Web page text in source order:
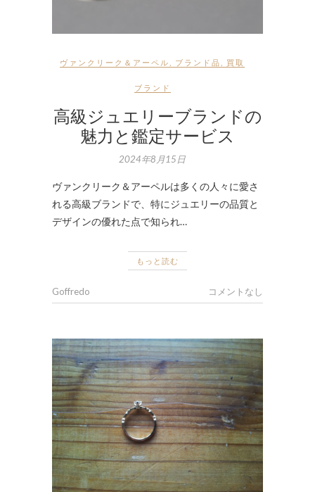
ヴァンクリーク＆アーペル ブランド品 買取
ブランド
高級ジュエリーブランドの
魅力と鑑定サービス
2024年8月15日
ヴァンクリーク＆アーペルは多くの人々に愛さ
れる高級ブランドで、特にジュエリーの品質と
デザインの優れた点で知られ…
もっと読む
Goffredo コメントなし